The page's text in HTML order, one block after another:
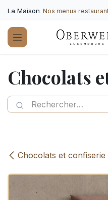
La Maison Nos menus
Chocolats
Chocolats et confiserie